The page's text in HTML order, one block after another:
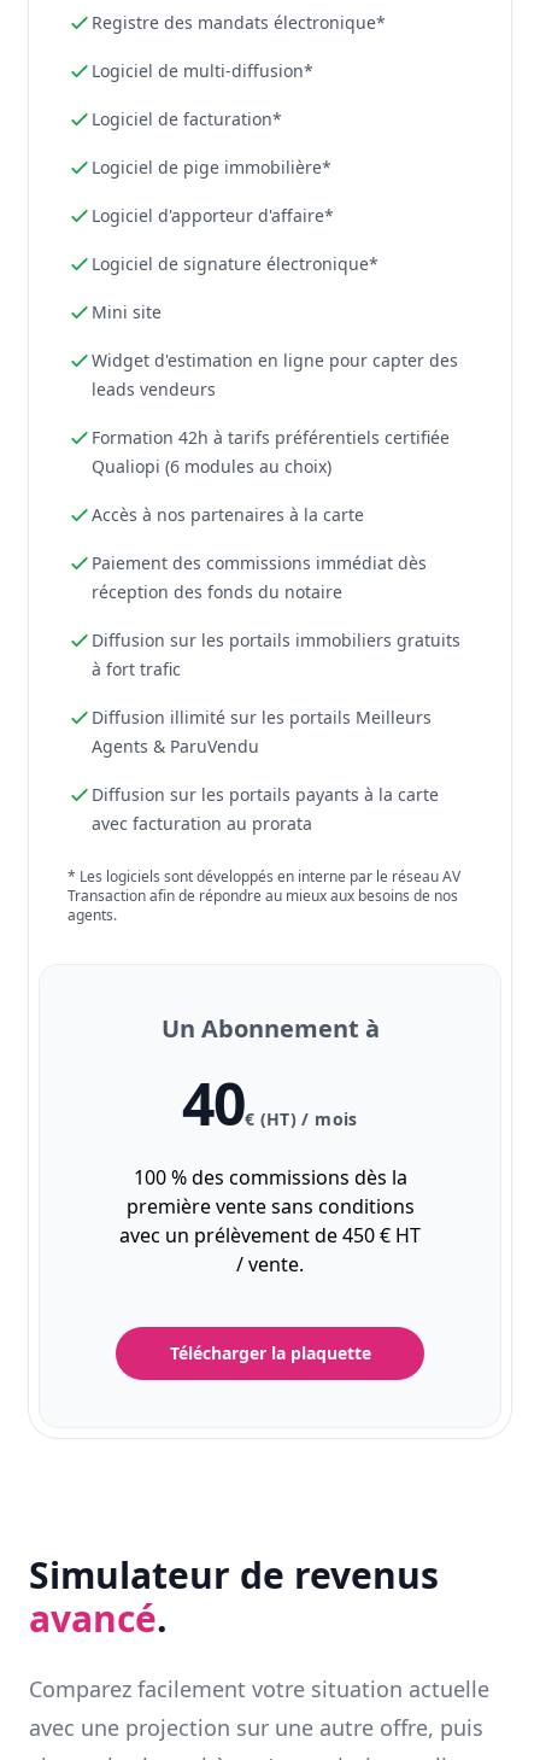
Registre des mandats électronique*
Logiciel de multi-diffusion*
Logiciel de facturation*
Logiciel de pige immobilière*
Logiciel d'apporteur d'affaire*
Logiciel de signature électronique*
Mini site
Widget d'estimation en ligne pour capter des
leads vendeurs
Formation 42h à tarifs préférentiels certifiée
Qualiopi (6 modules au choix)
Accès à nos partenaires à la carte
Paiement des commissions immédiat dès
réception des fonds du notaire
Diffusion sur les portails immobiliers gratuits
à fort trafic
Diffusion illimité sur les portails Meilleurs
Agents & ParuVendu
Diffusion sur les portails payants à la carte
avec facturation au prorata
* Les logiciels sont développés en interne par le réseau AV
Transaction afin de répondre au mieux aux besoins de nos
agents.
Un Abonnement à
40€ (HT) / mois
100 % des commissions dès la
première vente sans conditions
avec un prélèvement de 450 € HT
/ vente.
Télécharger la plaquette
Simulateur de revenus
avancé.
Comparez facilement votre situation actuelle
avec une projection sur une autre offre, puis